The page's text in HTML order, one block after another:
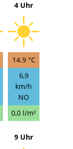
4 Uhr
14.9 °C
6,9
km/h
NO
0,0 l/m²
9 Uhr